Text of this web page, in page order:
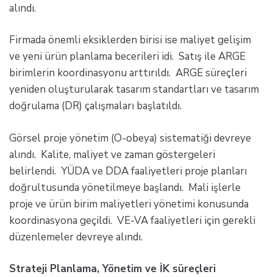
alındı.
Firmada önemli eksiklerden birisi ise maliyet gelişim
ve yeni ürün planlama becerileri idi. Satış ile ARGE
birimlerin koordinasyonu arttırıldı. ARGE süreçleri
yeniden oluşturularak tasarım standartları ve tasarım
doğrulama (DR) çalışmaları başlatıldı.
Görsel proje yönetim (O-obeya) sistematiği devreye
alındı. Kalite, maliyet ve zaman göstergeleri
belirlendi. YÜDA ve DDA faaliyetleri proje planları
doğrultusunda yönetilmeye başlandı. Mali işlerle
proje ve ürün birim maliyetleri yönetimi konusunda
koordinasyona geçildi. VE-VA faaliyetleri için gerekli
düzenlemeler devreye alındı.
Strateji Planlama, Yönetim ve İK süreçleri